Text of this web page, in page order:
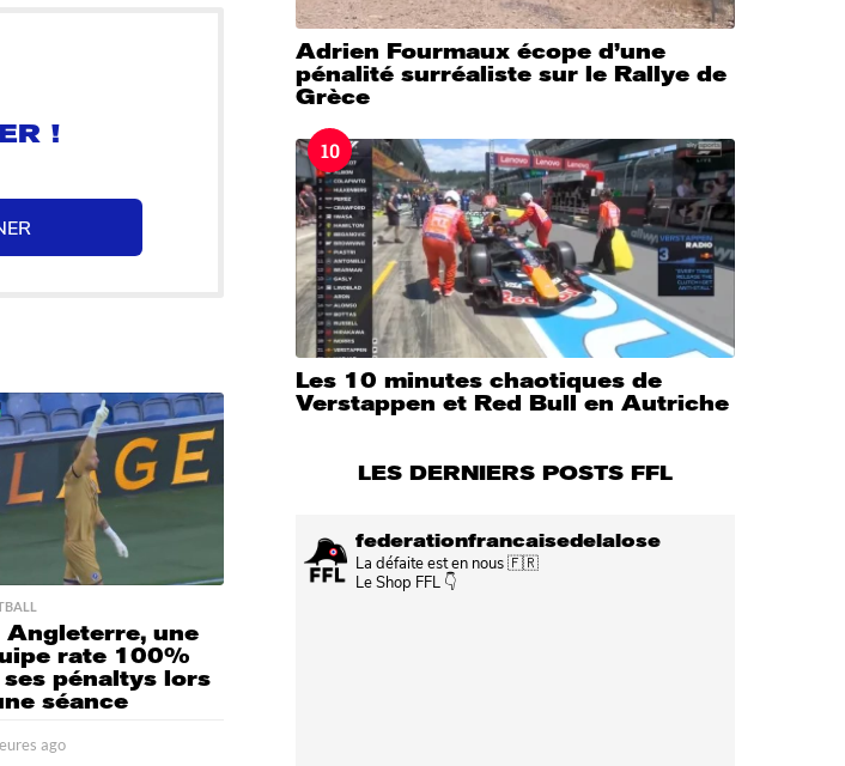
Angleterre, une
rate 100%
ses pénaltys lors
séance
ago1
Adrien Fourmaux écope d’une
pénalité surréaliste sur le Rallye de
Grèce
10
Les 10 minutes chaotiques de
Verstappen et Red Bull en Autriche
LES DERNIERS POSTS FFL
federationfrancaisedelalose
La défaite est en nous 🇫🇷
Le Shop FFL 👇